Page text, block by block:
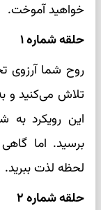
خواهید آموخت.
حلقه شماره ۱
روح شما آرزوی
تلاش می‌کنید و
این رویکرد به
برسید. اما
لحظه لذت ببرید.
حلقه شماره ۲